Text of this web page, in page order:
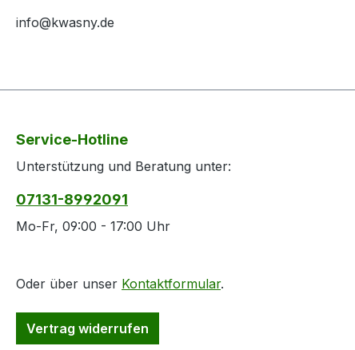
info@kwasny.de
Service-Hotline
Unterstützung und Beratung unter:
07131-8992091
Mo-Fr, 09:00 - 17:00 Uhr
Oder über unser Kontaktformular.
Vertrag widerrufen